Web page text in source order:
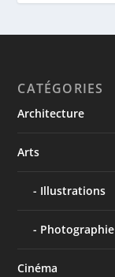
CATÉGORIES
Architecture
Arts
Illustrations
Photographie
Cinéma